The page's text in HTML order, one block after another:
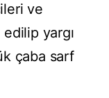
ve
yargı
çaba sarf